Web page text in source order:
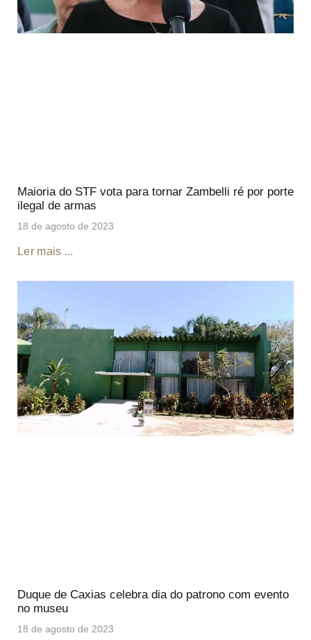
Maioria do STF vota para tornar Zambelli ré por porte
ilegal de armas
18 de agosto de 2023
Ler mais ...
Duque de Caxias celebra dia do patrono com evento
no museu
18 de agosto de 2023